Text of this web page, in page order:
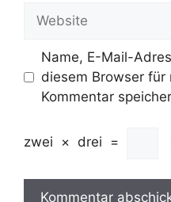
Website
Name, E-Mail-
diesem Browser für
Kommentar
zwei × drei =